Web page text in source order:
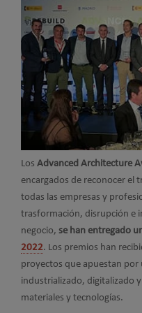
Los Advanced Architecture
encargados de reconocer el
todas las empresas y
trasformación, disrupción e
negocio, se han entregado
2022. Los premios han
proyectos que apuestan por
industrializado, digitalizado
materiales y tecnologías.